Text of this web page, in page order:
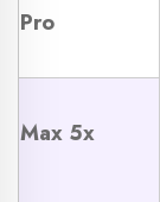
Pro
Max 5x